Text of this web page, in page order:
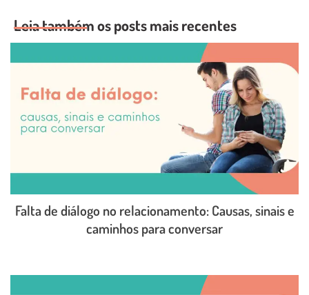
Leia também os posts mais recentes
Falta de diálogo no relacionamento: Causas, sinais e
caminhos para conversar